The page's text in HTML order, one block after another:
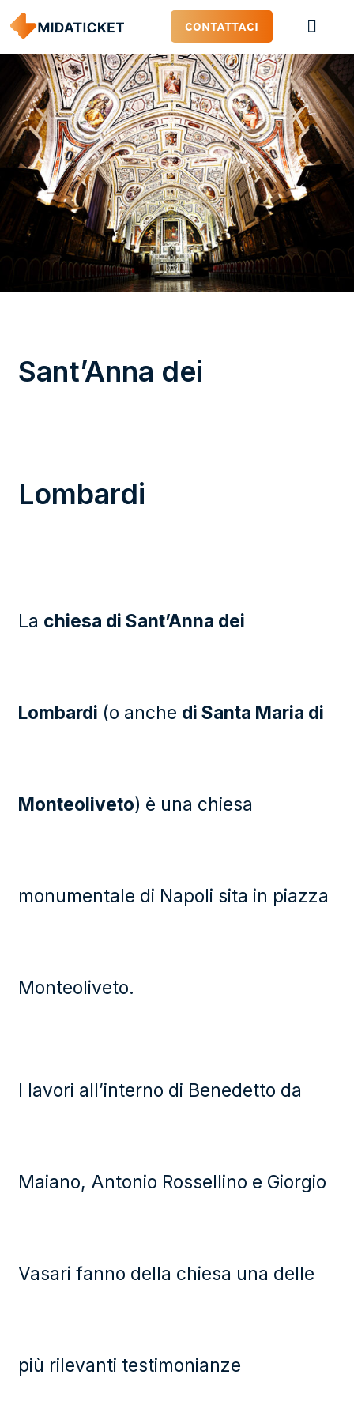
CONTATTACI
Sant’Anna dei
Lombardi
La chiesa di Sant’Anna dei
Lombardi (o anche di Santa Maria di
Monteoliveto) è una chiesa
monumentale di Napoli sita in piazza
Monteoliveto.
I lavori all’interno di Benedetto da
Maiano, Antonio Rossellino e Giorgio
Vasari fanno della chiesa una delle
più rilevanti testimonianze